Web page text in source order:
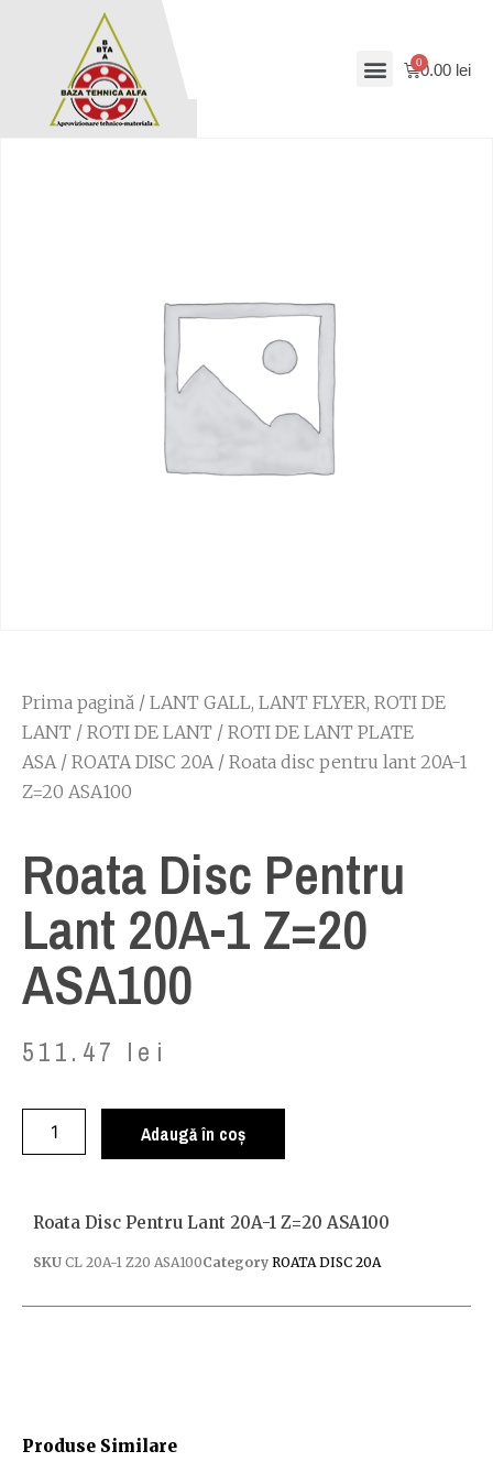
0.00 lei
Prima pagină / LANT GALL, LANT FLYER, ROTI DE
LANT / ROTI DE LANT / ROTI DE LANT PLATE
ASA/ ROATA DISC 20A/ Roata disc pentru lant 20A-1
Z=20 ASA100
Roata Disc Pentru
Lant 20A-1 Z=20
ASA100
511.47 lei
Adaugă în coș
Produse Similare
Roata Disc Pentru Lant 20A-1 Z=20 ASA100
SKU CL 20A-1 Z20 ASA100Category ROATA DISC 20A